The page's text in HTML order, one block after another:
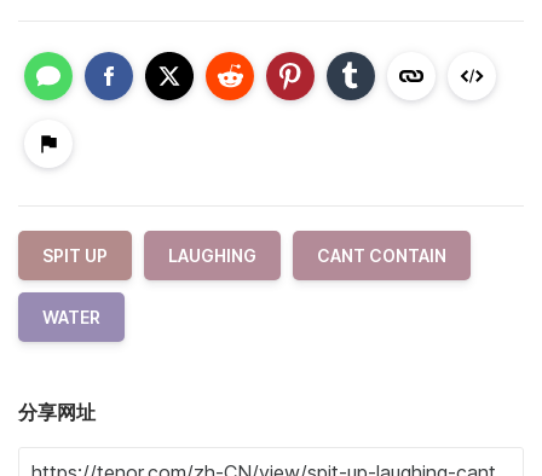
SPIT UP LAUGHING CANT CONTAIN
WATER
分享网址